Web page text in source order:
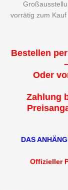
vorrätig zum
Bestellen
Oder
Zahlung
DAS
Offizieller